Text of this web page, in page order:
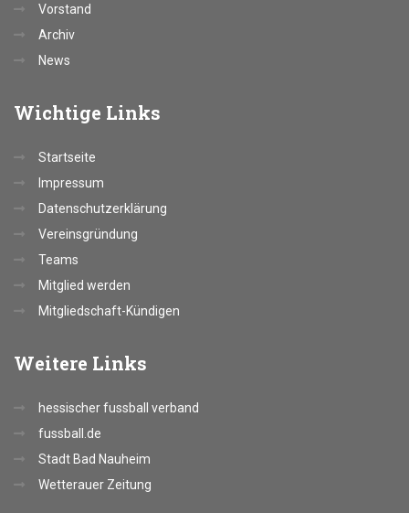
Vorstand
Archiv
News
Wichtige Links
Startseite
Impressum
Datenschutzerklärung
Vereinsgründung
Teams
Mitglied werden
Mitgliedschaft-Kündigen
Weitere Links
hessischer fussball verband
fussball.de
Stadt Bad Nauheim
Wetterauer Zeitung